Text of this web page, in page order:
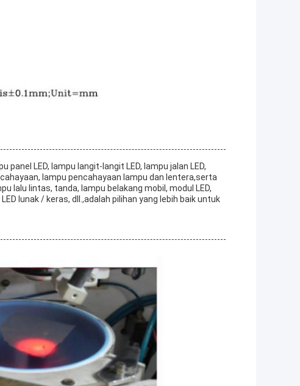
panel LED, lampu langit-langit LED, lampu jalan LED,
lampu pencahayaan lampu dan lentera,serta
lalu lintas, tanda, lampu belakang mobil, modul LED,
lunak / keras, dll.,adalah pilihan yang lebih baik untuk